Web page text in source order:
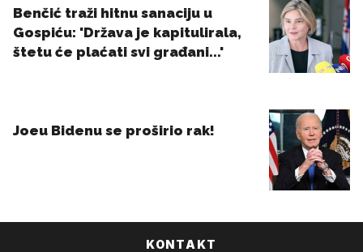
KONTAKT